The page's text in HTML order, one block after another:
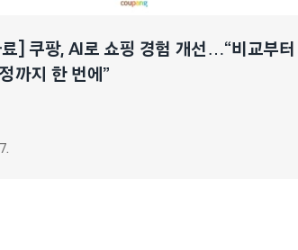
료] 쿠팡, AI로 쇼핑 경험 개선…“비교부터
까지 한 번에”